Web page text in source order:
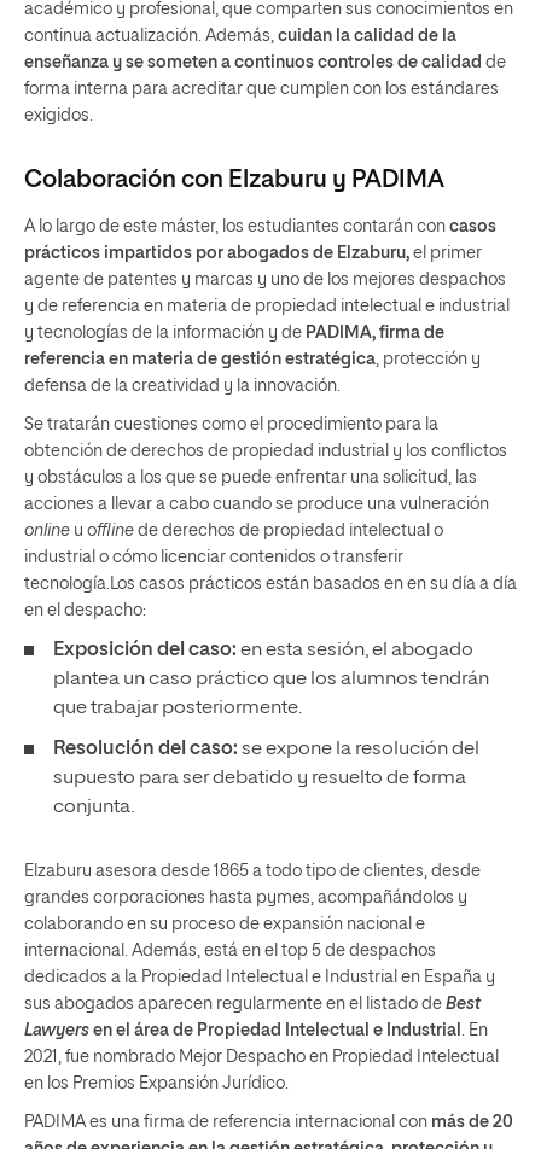
académico y profesional, que comparten sus conocimientos en
continua actualización. Además, cuidan la calidad de la
enseñanza y se someten a continuos controles de calidad de
forma interna para acreditar que cumplen con los estándares
exigidos.
Colaboración con Elzaburu y PADIMA
A lo largo de este máster, los estudiantes contarán con casos
prácticos impartidos por abogados de Elzaburu, el primer
agente de patentes y marcas y uno de los mejores despachos
y de referencia en materia de propiedad intelectual e industrial
y tecnologías de la información y de PADIMA, firma de
referencia en materia de gestión estratégica, protección y
defensa de la creatividad y la innovación.
Se tratarán cuestiones como el procedimiento para la
obtención de derechos de propiedad industrial y los conflictos
y obstáculos a los que se puede enfrentar una solicitud, las
acciones a llevar a cabo cuando se produce una vulneración
online u offline de derechos de propiedad intelectual o
industrial o cómo licenciar contenidos o transferir
tecnología.Los casos prácticos están basados en en su día a día
en el despacho:
Exposición del caso: en esta sesión, el abogado
plantea un caso práctico que los alumnos tendrán
que trabajar posteriormente.
Resolución del caso: se expone la resolución del
supuesto para ser debatido y resuelto de forma
conjunta.
Elzaburu asesora desde 1865 a todo tipo de clientes, desde
grandes corporaciones hasta pymes, acompañándolos y
colaborando en su proceso de expansión nacional e
internacional. Además, está en el top 5 de despachos
dedicados a la Propiedad Intelectual e Industrial en España y
sus abogados aparecen regularmente en el listado de Best
Lawyers en el área de Propiedad Intelectual e Industrial . En
2021, fue nombrado Mejor Despacho en Propiedad Intelectual
en los Premios Expansión Jurídico.
PADIMA es una firma de referencia internacional con más de 20